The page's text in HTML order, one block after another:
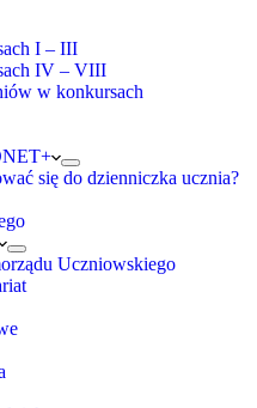
I – III
IV – VIII
w konkursach
się do dzienniczka ucznia?
Uczniowskiego